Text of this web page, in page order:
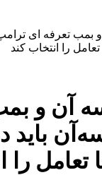
تعرفه ای ترامپ|
را انتخاب کند
آن و
باید
تعامل را